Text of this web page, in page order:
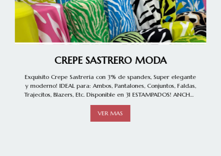
CREPE SASTRERO MODA
Exquisito Crepe Sastreria con 3% de spandex, Super elegante
y moderno! IDEAL para: Ambos, Pantalones, Conjuntos, Faldas,
Trajecitos, Blazers, Etc. Disponible en 31 ESTAMPADOS! ANCHO:
VER MAS